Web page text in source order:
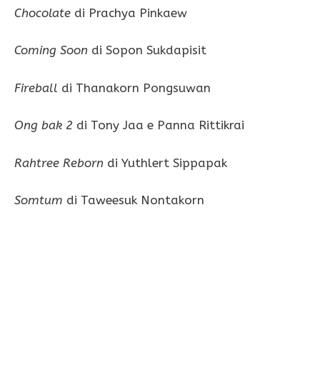
Chocolate di Prachya Pinkaew
Coming Soon di Sopon Sukdapisit
Fireball di Thanakorn Pongsuwan
Ong bak 2 di Tony Jaa e Panna Rittikrai
Rahtree Reborn di Yuthlert Sippapak
Somtum di Taweesuk Nontakorn